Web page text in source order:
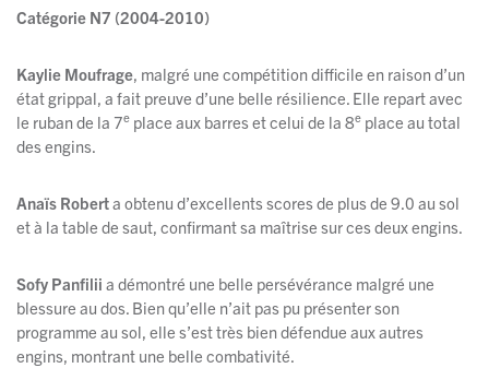
Catégorie N7 (2004-2010)
Kaylie Moufrage, malgré une compétition difficile en raison d’un
état grippal, a fait preuve d’une belle résilience. Elle repart avec
le ruban de la 7e place aux barres et celui de la 8e place au total
des engins.
Anaïs Roberta obtenu d’excellents scores de plus de 9.0 au sol
et à la table de saut, confirmant sa maîtrise sur ces deux engins.
Sofy Panfilii a démontré une belle persévérance malgré une
blessure au dos. Bien qu’elle n’ait pas pu présenter son
programme au sol, elle s’est très bien défendue aux autres
engins, montrant une belle combativité.